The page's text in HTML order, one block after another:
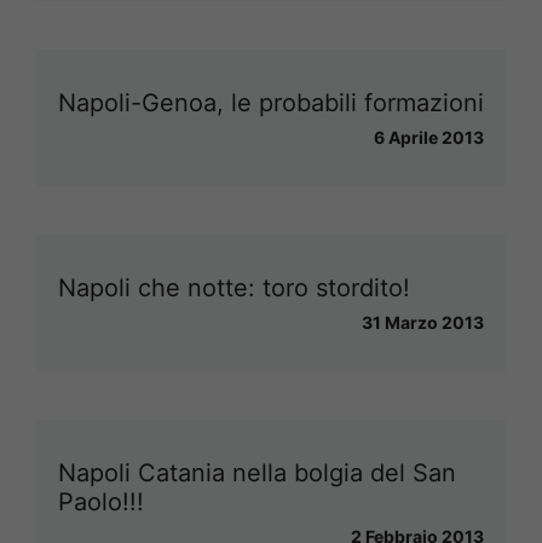
Napoli-Genoa, le probabili formazioni
6 Aprile 2013
Napoli che notte: toro stordito!
31 Marzo 2013
Napoli Catania nella bolgia del San
Paolo!!!
2 Febbraio 2013